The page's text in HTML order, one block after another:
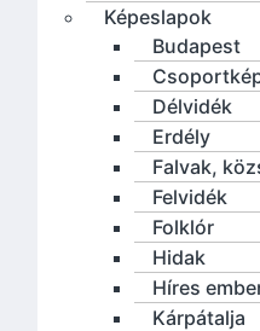
Képeslapok
Budapest
Délvidék
Erdély
Falvak,
Felvidék
Folklór
Hidak
Híres
Kárpátalja